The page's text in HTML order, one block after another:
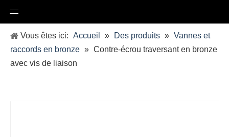
Vous êtes ici: Accueil » Des produits » Vannes et
raccords en bronze » Contre-écrou traversant en bronze
avec vis de liaison